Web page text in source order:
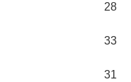
28
33
31